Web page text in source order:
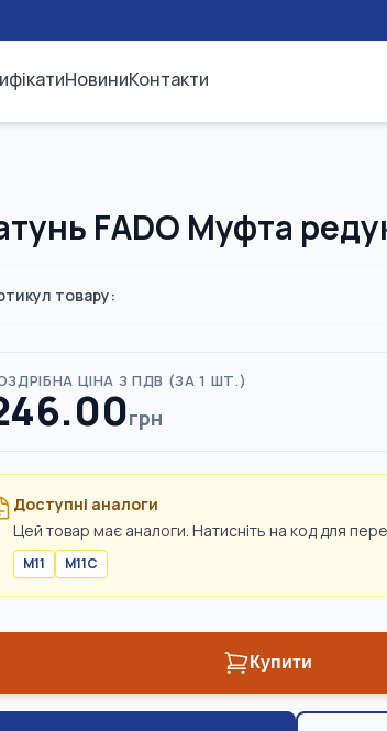
НовиниКонтакти
FADO Муфта
товару:
ЦІНА З ПДВ (ЗА 1 ШТ.)
грн
Доступні аналоги
Цей товар має аналоги. Натисніть на код для
M11 M11C
Купити